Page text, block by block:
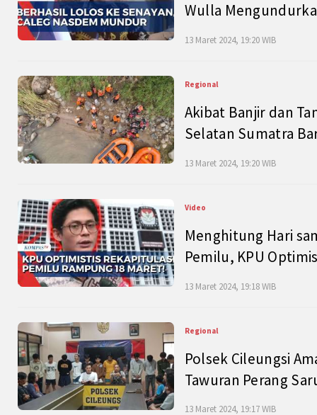
Wulla
13 Maret 2024, 19:20 WIB
Regional
Akibat Banjir dan
Selatan Sumatra
13 Maret 2024, 19:20 WIB
Video
Menghitung Hari
Pemilu, KPU
13 Maret 2024, 19:18 WIB
Regional
Polsek Cileungsi
Tawuran Perang
13 Maret 2024, 19:17 WIB